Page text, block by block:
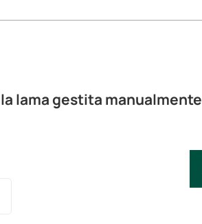
lama gestita manualmente